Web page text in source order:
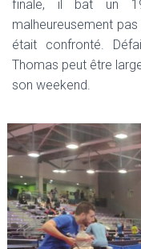
finale, il bat un
malheureusement
était confronté.
Thomas peut être
son weekend.